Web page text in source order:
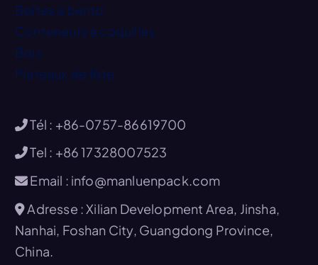
Boîtes à bento
Conteneurs à coquilles
Bols
Plateaux de fête
Tél : +86-0757-86619700
Tel : +86 17328007523
Email : info@manluenpack.com
Adresse : Xilian Development Area, Jinsha,
Nanhai, Foshan City, Guangdong Province,
China.